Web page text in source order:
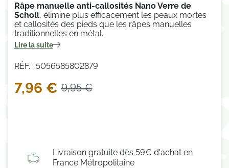
Râpe manuelle anti-callosités Nano Verrede
Scholl, élimine plus efficacement les peaux mortes
et callosités des pieds que les râpes manuelles
traditionnelles en métal.
Lire la suite
RÉF. : 5056585802879
7,96 € 9,95 €
Livraison gratuite dès 59€ d'achat en
France Métropolitaine